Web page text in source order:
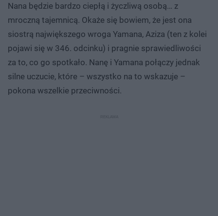
Nana będzie bardzo ciepłą i życzliwą osobą… z
mroczną tajemnicą. Okaże się bowiem, że jest ona
siostrą największego wroga Yamana, Aziza (ten z kolei
pojawi się w 346. odcinku) i pragnie sprawiedliwości
za to, co go spotkało. Nanę i Yamana połączy jednak
silne uczucie, które – wszystko na to wskazuje –
pokona wszelkie przeciwności.